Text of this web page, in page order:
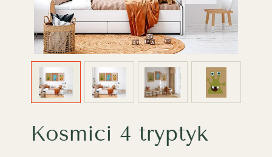
Kosmici 4 tryptyk